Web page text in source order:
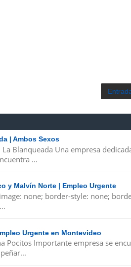
| Ambos Sexos
Blanqueada Una empresa
...
y Malvín Norte | Empleo Urgente
none; border-style: none;
Urgente en Montevideo
Pocitos Importante empresa se